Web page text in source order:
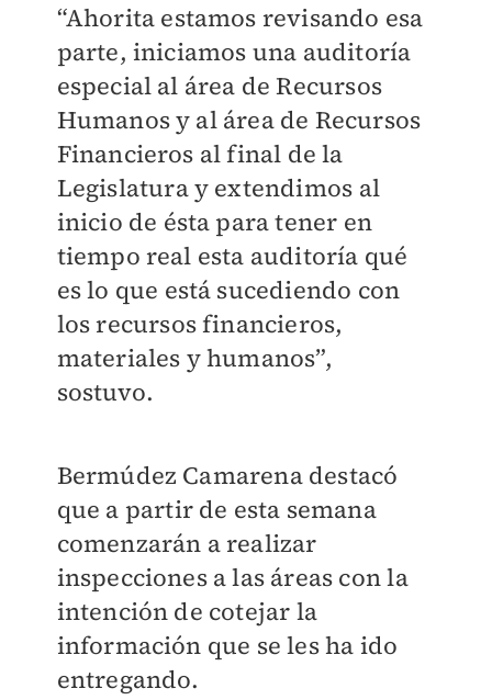
“Ahorita estamos revisando esa
parte, iniciamos una auditoría
especial al área de Recursos
Humanos y al área de Recursos
Financieros al final de la
Legislatura y extendimos al
inicio de ésta para tener en
tiempo real esta auditoría qué
es lo que está sucediendo con
los recursos financieros,
materiales y humanos”,
sostuvo.
Bermúdez Camarena destacó
que a partir de esta semana
comenzarán a realizar
inspecciones a las áreas con la
intención de cotejar la
información que se les ha ido
entregando.